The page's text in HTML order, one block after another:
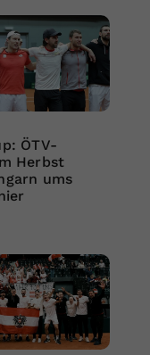
ÖTV-
Herbst
ums